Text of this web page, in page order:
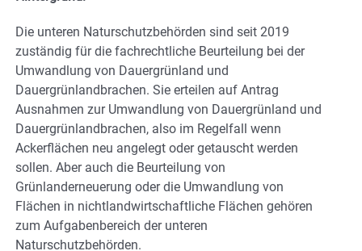
Die unteren Naturschutzbehörden sind seit 2019
zuständig für die fachrechtliche Beurteilung bei der
Umwandlung von Dauergrünland und
Dauergrünlandbrachen. Sie erteilen auf Antrag
Ausnahmen zur Umwandlung von Dauergrünland und
Dauergrünlandbrachen, also im Regelfall wenn
Ackerflächen neu angelegt oder getauscht werden
sollen. Aber auch die Beurteilung von
Grünlanderneuerung oder die Umwandlung von
Flächen in nichtlandwirtschaftliche Flächen gehören
zum Aufgabenbereich der unteren
Naturschutzbehörden.